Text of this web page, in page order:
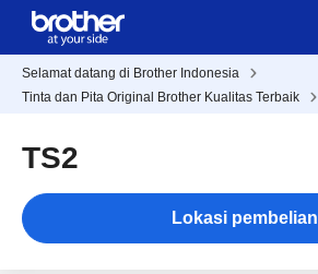
Selamat datang di Brother Indonesia
Tinta dan Pita Original Brother Kualitas Terbaik
TS2
Lokasi pembelian